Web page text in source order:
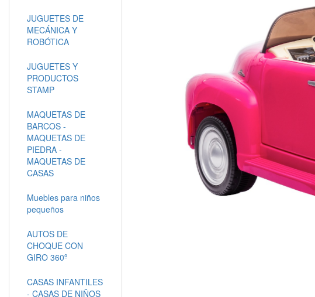
JUGUETES DE
MECÁNICA Y
ROBÓTICA
JUGUETES Y
PRODUCTOS
STAMP
MAQUETAS DE
BARCOS -
MAQUETAS DE
PIEDRA -
MAQUETAS DE
CASAS
Muebles para niños
pequeños
AUTOS DE
CHOQUE CON
GIRO 360º
CASAS INFANTILES
- CASAS DE NIÑOS